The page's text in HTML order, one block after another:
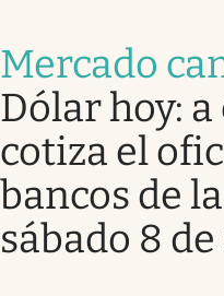
Mercado
Dólar hoy:
cotiza el
bancos de
sábado 8